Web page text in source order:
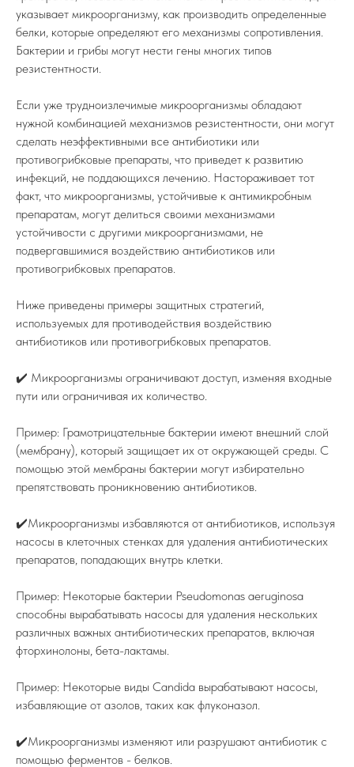
указывает микроорганизму, как производить определенные
белки, которые определяют его механизмы сопротивления.
Бактерии и грибы могут нести гены многих типов
резистентности.
Если уже трудноизлечимые микроорганизмы обладают
нужной комбинацией механизмов резистентности, они могут
сделать неэффективными все антибиотики или
противогрибковые препараты, что приведет к развитию
инфекций, не поддающихся лечению. Настораживает тот
факт, что микроорганизмы, устойчивые к антимикробным
препаратам, могут делиться своими механизмами
устойчивости с другими микроорганизмами, не
подвергавшимися воздействию антибиотиков или
противогрибковых препаратов.
Ниже приведены примеры защитных стратегий,
используемых для противодействия воздействию
антибиотиков или противогрибковых препаратов.
✔️ Микроорганизмы ограничивают доступ, изменяя входные
пути или ограничивая их количество.
Пример: Грамотрицательные бактерии имеют внешний слой
(мембрану), который защищает их от окружающей среды. С
помощью этой мембраны бактерии могут избирательно
препятствовать проникновению антибиотиков.
✔️Микроорганизмы избавляются от антибиотиков, используя
насосы в клеточных стенках для удаления антибиотических
препаратов, попадающих внутрь клетки.
Пример: Некоторые бактерии Pseudomonas aeruginosa
способны вырабатывать насосы для удаления нескольких
различных важных антибиотических препаратов, включая
фторхинолоны, бета-лактамы.
Пример: Некоторые виды Candida вырабатывают насосы,
избавляющие от азолов, таких как флуконазол.
✔️Микроорганизмы изменяют или разрушают антибиотик с
помощью ферментов - белков.